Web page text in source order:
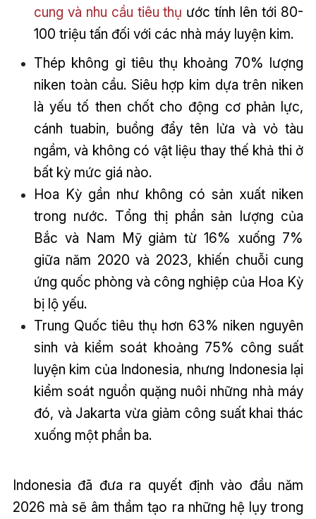
cung và nhu cầu tiêu thụ ước tính lên tới 80-
100 triệu tấn đối với các nhà máy luyện kim.
Thép không gỉ tiêu thụ khoảng 70% lượng
niken toàn cầu. Siêu hợp kim dựa trên niken
là yếu tố then chốt cho động cơ phản lực,
cánh tuabin, buồng đẩy tên lửa và vỏ tàu
ngầm, và không có vật liệu thay thế khả thi ở
bất kỳ mức giá nào.
Hoa Kỳ gần như không có sản xuất niken
trong nước. Tổng thị phần sản lượng của
Bắc và Nam Mỹ giảm từ 16% xuống 7%
giữa năm 2020 và 2023, khiến chuỗi cung
ứng quốc phòng và công nghiệp của Hoa Kỳ
bị lộ yếu.
Trung Quốc tiêu thụ hơn 63% niken nguyên
sinh và kiểm soát khoảng 75% công suất
luyện kim của Indonesia, nhưng Indonesia lại
kiểm soát nguồn quặng nuôi những nhà máy
đó, và Jakarta vừa giảm công suất khai thác
xuống một phần ba.
Indonesia đã đưa ra quyết định vào đầu năm
2026 mà sẽ âm thầm tạo ra những hệ lụy trong